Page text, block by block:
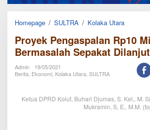
Homepage / SULTRA / Kolaka UtaraProyek
Rp10
Miliar
yang
Sepakat
Proyek Pengaspalan Rp10
Bermasalah Sepakat
Admin
19/05/2021
Berita Ekonomi Kolaka Utara SULTRA
Ketua DPRD Kolut, Buhari Djumas, S. Kel,. M.
Mukramin, S, E,. M.M.